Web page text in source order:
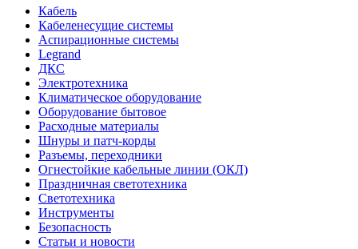
Кабель
Кабеленесущие системы
Аспирационные системы
Legrand
ДКС
Электротехника
Климатическое оборудование
Оборудование бытовое
Расходные материалы
Шнуры и патч-корды
Разъемы, переходники
Огнестойкие кабельные линии (ОКЛ)
Праздничная светотехника
Светотехника
Инструменты
Безопасность
Статьи и новости